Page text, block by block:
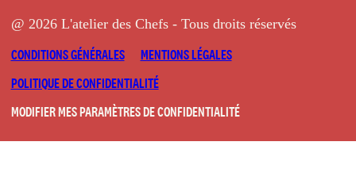
@ 2026 L'atelier des Chefs - Tous droits réservés
CONDITIONS GÉNÉRALES
MENTIONS LÉGALES
POLITIQUE DE CONFIDENTIALITÉ
MODIFIER MES PARAMÈTRES DE CONFIDENTIALITÉ